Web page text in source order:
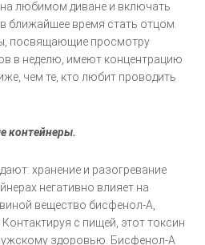
любимом диване и включать
ближайшее время стать отцом.
посвящающие просмотру
в неделю, имеют концентрацию
чем те, кто любит проводить
контейнеры.
хранение и разогревание
негативно влияет на
вещество бисфенол-А,
с пищей, этот токсин
здоровью. Бисфенол-А